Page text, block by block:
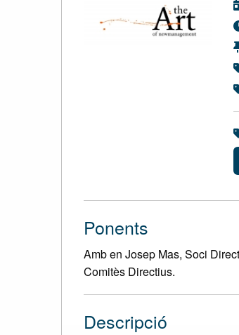
Ponents
Amb en Josep Mas, Soci
Comitès Directius.
Descripció